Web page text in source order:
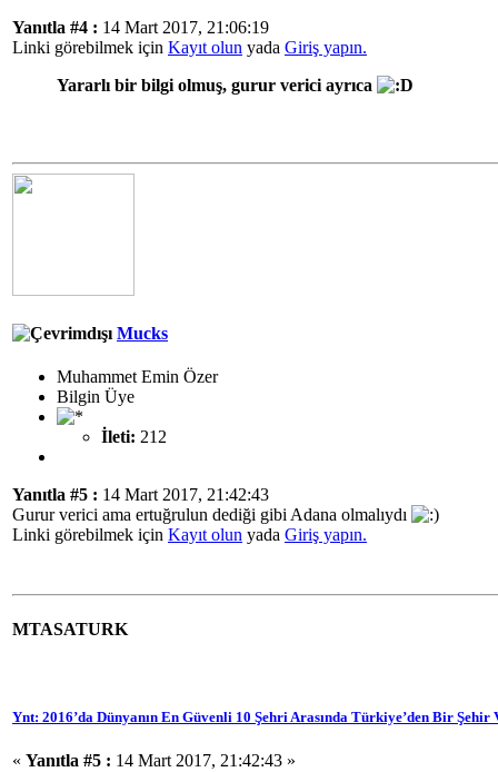
Yanıtla #4 : 14 Mart 2017, 21:06:19
Linki görebilmek için Kayıt olun yada Giriş yapın.
Yararlı bir bilgi olmuş, gurur verici ayrıca
Mucks
Muhammet Emin Özer
Bilgin Üye
İleti: 212
Yanıtla #5 : 14 Mart 2017, 21:42:43
Gurur verici ama ertuğrulun dediği gibi Adana olmalıydı
Linki görebilmek için Kayıt olun yada Giriş yapın.
MTASATURK
Ynt: 2016’da Dünyanın En Güvenli 10 Şehri Arasında Türkiye’den Bir Şehir
« Yanıtla #5 : 14 Mart 2017, 21:42:43 »